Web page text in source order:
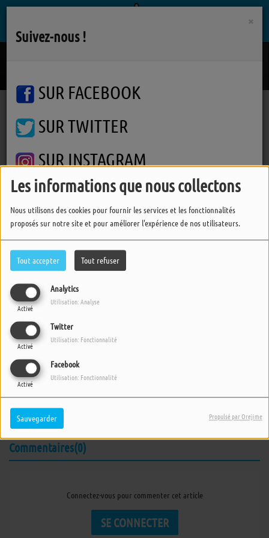
Les informations que nous collectons
Nous utilisons des cookies pour fournir les services et les fonctionnalités
proposés sur notre site et pour améliorer l'expérience de nos utilisateurs.
Tout accepter Tout refuser
Analytics
Activé
Utilisation: Analyse
Twitter
Activé
Utilisation: Fonctionnalité
Facebook
Activé
Utilisation: Fonctionnalité
Sauvegarder Propulsé par Orejime
Podcasts Un Temps Pour Soi
Un Temps Pour Soi
25 AOÛT 2018 -
ÉCOUTER LE PODCAST
Emission du samedi 25 août 2018 :Quand la vie devient
"trop".
Commentaires(0)
Connectez-vous pour commenter cet article
SE CONNECTER
×
Suivez-nous !
SUR FACEBOOK
SUR TWITTER
SUR INSTAGRAM
FERMER